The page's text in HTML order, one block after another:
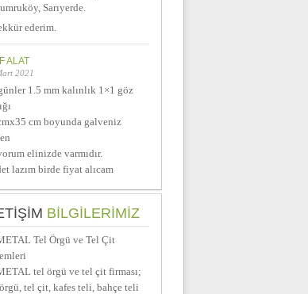
Sarıyerde.
ederim.
ALAT
2021
1.5 mm kalınlık 1×1 göz
cm boyunda galveniz
elinizde varmıdır.
lazım birde fiyat alıcam
BİLGILERIMIZ
Tel Örgü ve Tel Çit
tel örgü ve tel çit firması;
tel çit, kafes teli, bahçe teli